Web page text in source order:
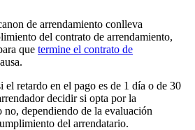
de arrendamiento conlleva
del contrato de arrendamiento,
que termine el contrato de
retardo en el pago es de 1 día o de 30
decidir si opta por la
dependiendo de la evaluación
del arrendatario.